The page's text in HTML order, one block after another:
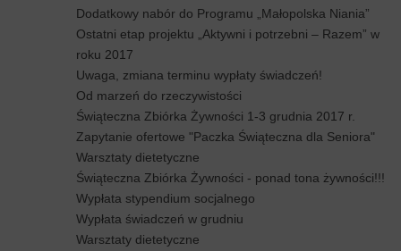
Dodatkowy nabór do Programu „Małopolska Niania”
Ostatni etap projektu „Aktywni i potrzebni – Razem” w
roku 2017
Uwaga, zmiana terminu wypłaty świadczeń!
Od marzeń do rzeczywistości
Świąteczna Zbiórka Żywności 1-3 grudnia 2017 r.
Zapytanie ofertowe "Paczka Świąteczna dla Seniora"
Warsztaty dietetyczne
Świąteczna Zbiórka Żywności - ponad tona żywności!!!
Wypłata stypendium socjalnego
Wypłata świadczeń w grudniu
Warsztaty dietetyczne